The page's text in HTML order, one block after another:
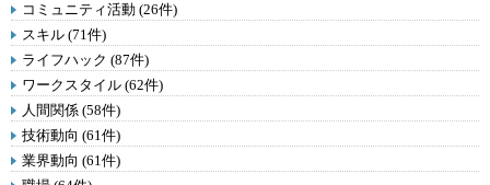
コミュニティ活動 (26件)
スキル (71件)
ライフハック (87件)
ワークスタイル (62件)
人間関係 (58件)
技術動向 (61件)
業界動向 (61件)